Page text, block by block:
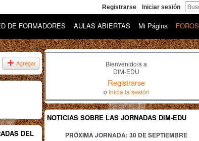
Registrarse Iniciar sesión
DE FORMADORES AULAS ABIERTAS Mi Página FOROS
Agregar
DEL
Bienvenido/a a
DIM-EDU
Registrarse
o Inicia la sesión
NOTICIAS SOBRE LAS JORNADAS DIM-EDU
PRÓXIMA JORNADA: 30 DE SEPTIEMBRE